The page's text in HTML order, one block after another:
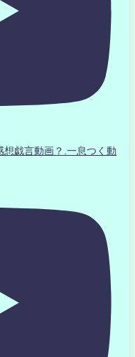
戯言動画？.一息つく動